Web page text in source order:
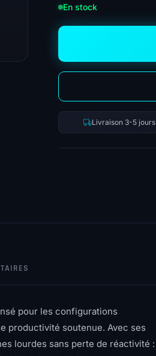
En stock
Livraison 3-5 jours
pour les configurations
productivité soutenue. Avec ses
lourdes sans perte de réactivité :